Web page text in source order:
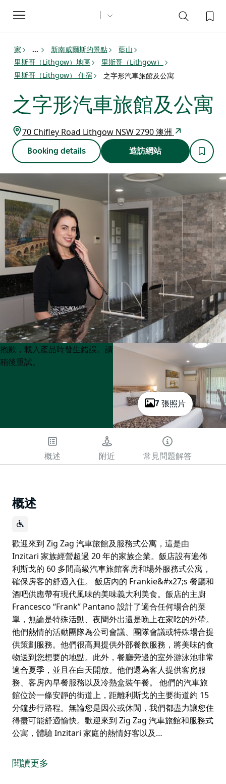
Toggle
navigation
家 ... 新南威爾斯的景點
藍山
里斯哥（Lithgow）地區
里斯哥（Lithgow）
里斯哥（Lithgow） 住宿
之字形汽車旅館及公寓
之字形汽車旅館及公寓
70 Chifley Road Lithgow NSW 2790 澳洲
Booking details 造訪網站
7 張照片
Product
List
Product
List
抱歉，載入產品時發生錯誤。請
稍後重試。
概述 附近 常見問題解答
概述
歡迎來到 Zig Zag 汽車旅館及服務式公寓，這是由
Inzitari 家族經營超過 20 年的家族企業。飯店設有遍佈
利斯戈的 60 多間高級汽車旅館客房和場外服務式公寓，
確保房客的舒適入住。 飯店內的 Frankie&#x27;s 餐廳和
酒吧供應帶有現代風味的美味義大利美食。飯店的主廚
Francesco “Frank” Pantano 設計了適合任何場合的菜
單，無論是特殊活動、夜間外出還是晚上在家吃的外帶。
他們熱情的活動團隊為公司會議、團隊會議或特殊場合提
供策劃服務。他們很高興提供外部餐飲服務，將美味的食
物送到您想要的地點。此外，餐廳旁邊的室外游泳池非常
適合夏季，並且在白天開放。他們還為客人提供客房服
務、客房內早餐服務以及冷熱盒裝午餐。 他們的汽車旅
館位於一條安靜的街道上，距離利斯戈的主要街道約 15
分鐘步行路程。無論您是因公或休閒，我們都盡力讓您住
得盡可能舒適愉快。歡迎來到 Zig Zag 汽車旅館和服務式
公寓，體驗 Inzitari 家庭的熱情好客以及…
Inzitari 家族經營超過 20 年的家族企業。飯店設有遍佈
利斯戈的 60 多間高級汽車旅館客房和場外服務式公寓，
閱讀更多